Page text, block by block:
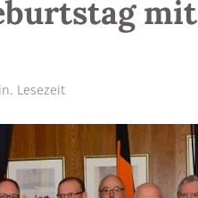
mit
Lesezeit